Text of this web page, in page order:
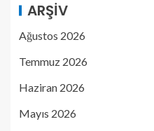
ARŞIV
Ağustos 2026
Temmuz 2026
Haziran 2026
Mayıs 2026